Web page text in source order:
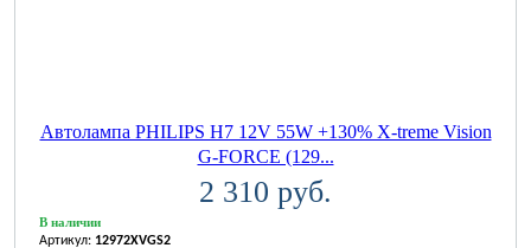
Автолампа PHILIPS H7 12V 55W +130% X-treme Vision
G-FORCE (129...
2 310 руб.
В наличии
Артикул: 12972XVGS2